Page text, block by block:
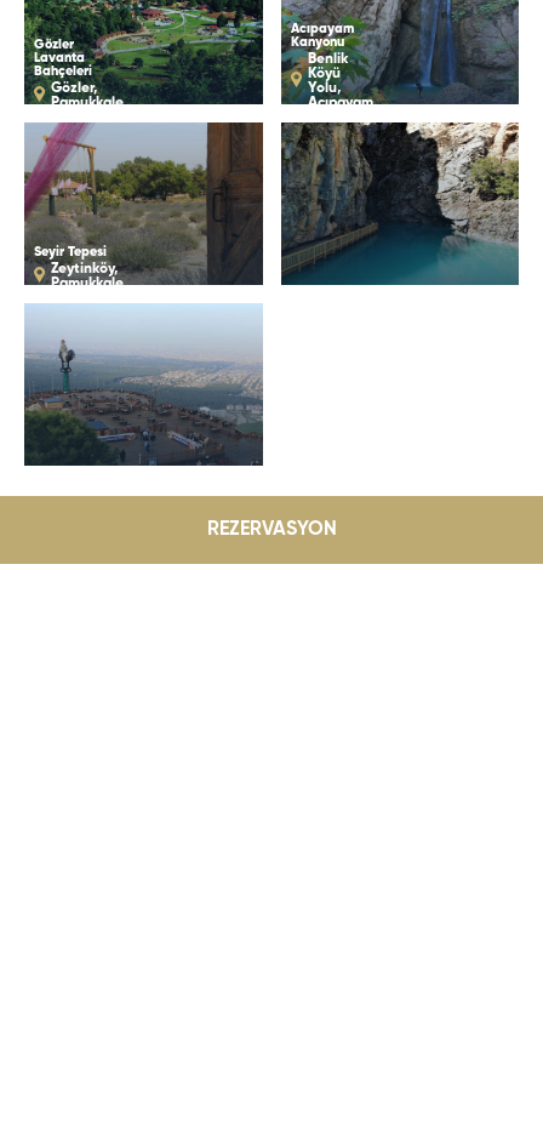
Gözler
Lavanta
Bahçeleri
Gözler,
Pamukkale
Acıpayam
Kanyonu
Benlik
Köyü
Yolu,
Acıpayam
Seyir Tepesi
Zeytinköy,
Pamukkale
Size Özel Kampanyalar
REZERVASYON